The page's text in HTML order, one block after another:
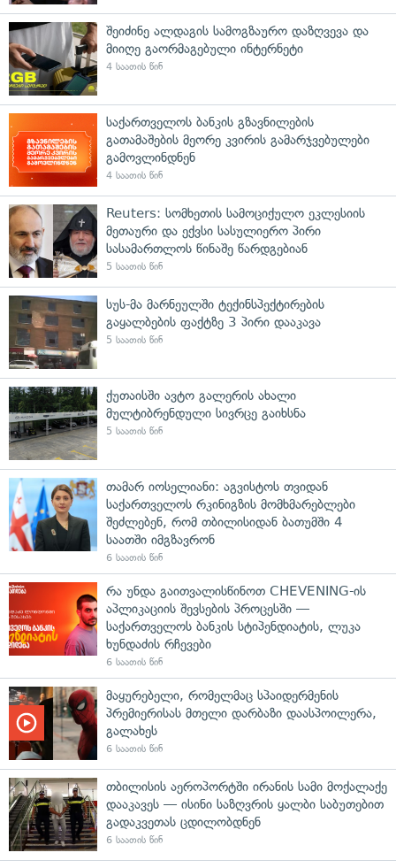
შეიძინე ალდაგის სამოგზაურო დაზღვევა და
მიიღე გაორმაგებული ინტერნეტი
4 საათის წინ
საქართველოს ბანკის გზავნილების
გათამაშების მეორე კვირის გამარჯვებულები
გამოვლინდნენ
4 საათის წინ
Reuters: სომხეთის სამოციქულო ეკლესიის
მეთაური და ექვსი სასულიერო პირი
სასამართლოს წინაშე წარდგებიან
5 საათის წინ
სუს-მა მარნეულში ტექინსპექტირების
გაყალბების ფაქტზე 3 პირი დააკავა
5 საათის წინ
ქუთაისში ავტო გალერის ახალი
მულტიბრენდული სივრცე გაიხსნა
5 საათის წინ
თამარ იოსელიანი: აგვისტოს თვიდან
საქართველოს რკინიგზის მომხმარებლები
შეძლებენ, რომ თბილისიდან ბათუმში 4
საათში იმგზავრონ
6 საათის წინ
რა უნდა გაითვალისწინოთ CHEVENING-ის
აპლიკაციის შევსების პროცესში —
საქართველოს ბანკის სტიპენდიატის, ლუკა
ხუნდაძის რჩევები
6 საათის წინ
მაყურებელი, რომელმაც სპაიდერმენის
პრემიერისას მთელი დარბაზი დაასპოილერა,
გალახეს
6 საათის წინ
თბილისის აეროპორტში ირანის სამი მოქალაქე
დააკავეს — ისინი საზღვრის ყალბი საბუთებით
გადაკვეთას ცდილობდნენ
6 საათის წინ